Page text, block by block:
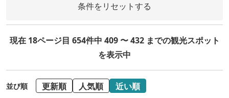
条件をリセットする
現在 18ページ目 654件中 409 〜 432 までの観光スポット
を表示中
並び順 更新順 人気順 近い順